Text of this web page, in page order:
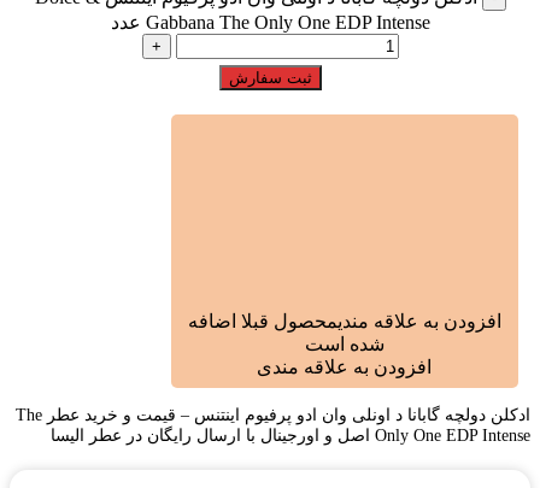
Gabbana The Only One EDP Intense عدد
ثبت سفارش
افزودن به علاقه مندیمحصول قبلا اضافه
شده است
افزودن به علاقه مندی
ادکلن دولچه گابانا د اونلی وان ادو پرفیوم اینتنس – قیمت و خرید عطر The
Only One EDP Intense اصل و اورجینال با ارسال رایگان در عطر الیسا